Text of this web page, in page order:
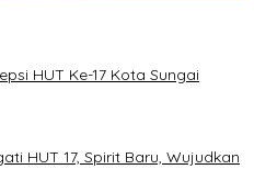
HUT Ke-17 Kota Sungai
HUT 17, Spirit Baru, Wujudkan